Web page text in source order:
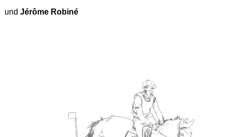
und Jérôme Robiné